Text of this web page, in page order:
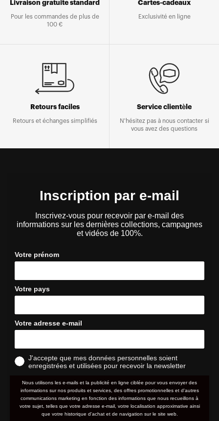
Livraison gratuite standard
Pour les commandes de plus de
100 €
Cartes-cadeaux
Exclusivité en ligne
Retours faciles
Retours et échanges simplifiés
Service clientèle
N'hésitez pas à nous contacter si
vous avez des questions
Inscription par e-mail
Inscrivez-vous pour recevoir par e-mail des
informations sur les dernières collections, campagnes
et vidéos de 100%.
Votre prénom
Votre pays
Votre adresse e-mail
J'accepte que mes données personnelles soient
enregistrées et utilisées pour recevoir la newsletter
Nous utilisons les e-mails et la publicité en ligne ciblée pour vous envoyer des
informations sur nos produits et services, des offres promotionnelles et d'autres
communications marketing en fonction des informations que nous recueillons à
votre sujet, telles que votre adresse e-mail, votre localisation approximative ainsi
que votre historique d'achat et de navigation sur le site web.